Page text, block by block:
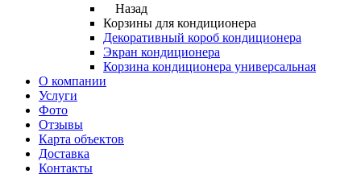
Назад
Корзины для кондиционера
Декоративный короб кондиционера
Экран кондиционера
Корзина кондиционера универсальная
О компании
Услуги
Фото
Отзывы
Карта объектов
Доставка
Контакты